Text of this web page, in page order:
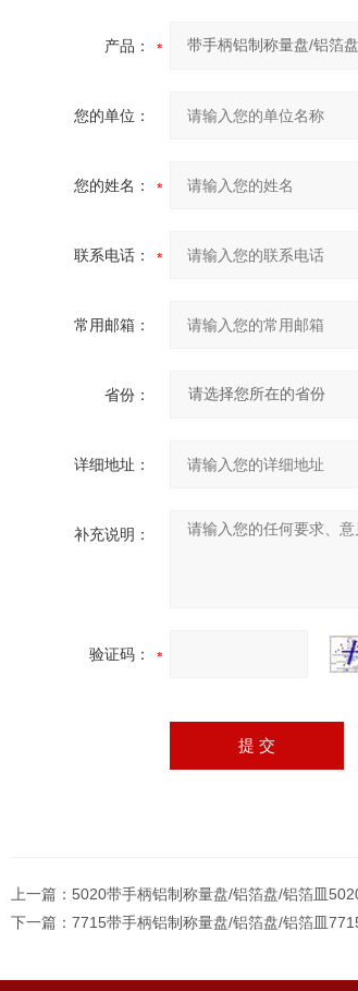
产品：
您的单位：
您的姓名：
联系电话：
常用邮箱：
省份：
详细地址：
补充说明：
验证码：
上一篇： 5020带手柄铝制称量盘/铝箔盘/铝箔皿
下一篇： 7715带手柄铝制称量盘/铝箔盘/铝箔皿